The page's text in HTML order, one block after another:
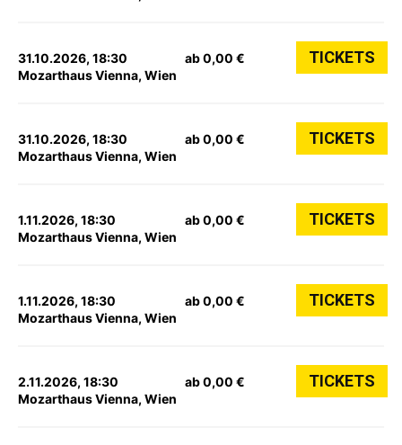
31.10.2026, 18:30
Mozarthaus Vienna, Wien
ab 0,00 € TICKETS
31.10.2026, 18:30
Mozarthaus Vienna, Wien
ab 0,00 € TICKETS
1.11.2026, 18:30
Mozarthaus Vienna, Wien
ab 0,00 € TICKETS
1.11.2026, 18:30
Mozarthaus Vienna, Wien
ab 0,00 € TICKETS
2.11.2026, 18:30
Mozarthaus Vienna, Wien
ab 0,00 € TICKETS